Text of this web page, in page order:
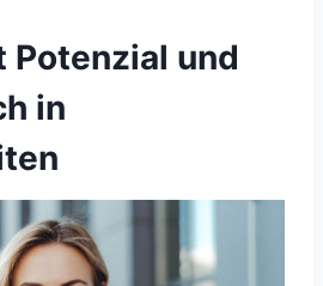
Potenzial und
in